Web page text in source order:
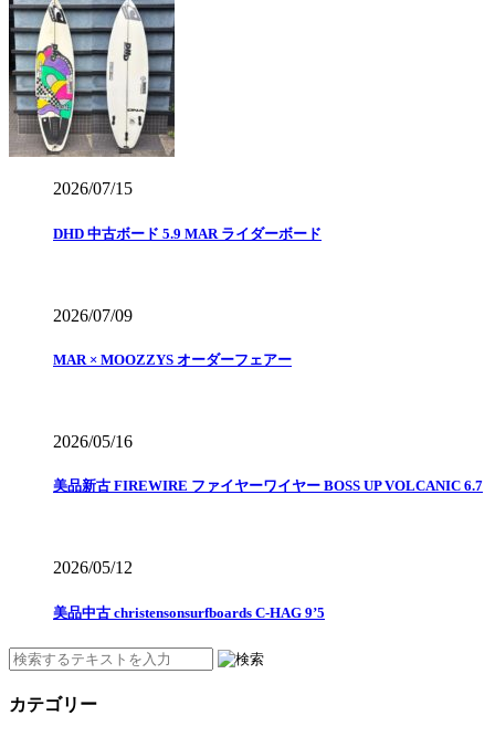
2026/07/15
DHD 中古ボード 5.9 MAR ライダーボード
2026/07/09
MAR × MOOZZYS オーダーフェアー
2026/05/16
美品新古 FIREWIRE ファイヤーワイヤー BOSS UP VOLCANIC 6.7
2026/05/12
美品中古 christensonsurfboards C-HAG 9’5
カテゴリー